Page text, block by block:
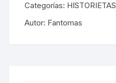
Categorías: HISTORIETAS
Autor: Fantomas